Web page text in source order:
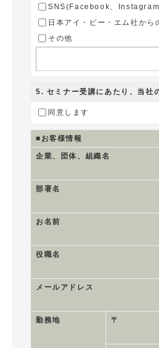
SNS(Facebook、
日本アイ・ビー・エム社から
その他
5. セミナー受講にあたり、当社
同意します
■お客様情報
企業、団体、組織名
部署名
お名前
役職名
メールアドレス
勤務地
〒